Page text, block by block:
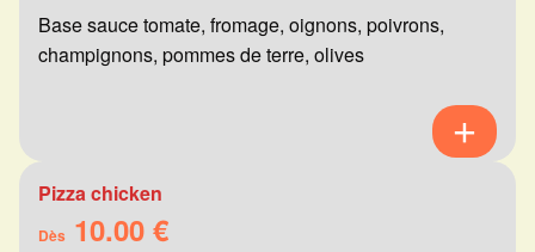
Base sauce tomate, fromage, oignons, poivrons,
champignons, pommes de terre, olives
Pizza chicken
Dès 10.00 €